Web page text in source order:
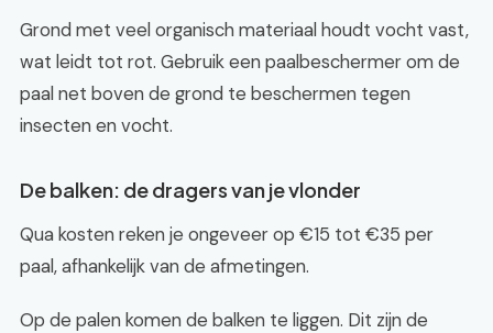
Grond met veel organisch materiaal houdt vocht vast,
wat leidt tot rot. Gebruik een paalbeschermer om de
paal net boven de grond te beschermen tegen
insecten en vocht.
De balken: de dragers van je vlonder
Qua kosten reken je ongeveer op €15 tot €35 per
paal, afhankelijk van de afmetingen.
Op de palen komen de balken te liggen. Dit zijn de